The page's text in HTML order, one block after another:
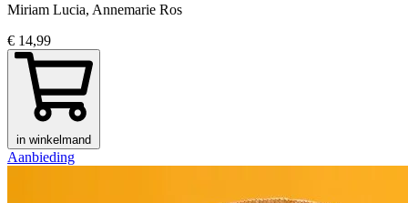
Miriam Lucia, Annemarie Ros
€ 14,99
in winkelmand
Aanbieding